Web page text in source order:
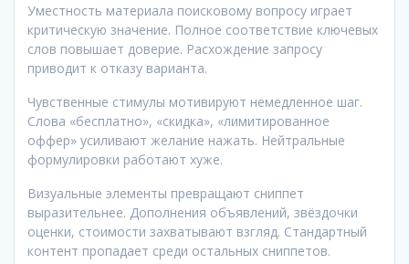
Уместность материала поисковому вопросу играет
критическую значение. Полное соответствие ключевых
слов повышает доверие. Расхождение запросу
приводит к отказу варианта.
Чувственные стимулы мотивируют немедленное шаг.
Слова «бесплатно», «скидка», «лимитированное
оффер» усиливают желание нажать. Нейтральные
формулировки работают хуже.
Визуальные элементы превращают сниппет
выразительнее. Дополнения объявлений, звёздочки
оценки, стоимости захватывают взгляд. Стандартный
контент пропадает среди остальных сниппетов.